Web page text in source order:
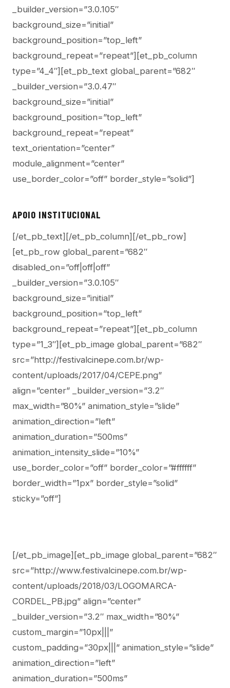
_builder_version=”3.0.105″
background_size=”initial”
background_position=”top_left”
background_repeat=”repeat”][et_pb_column
type=”4_4″][et_pb_text global_parent=”682″
_builder_version=”3.0.47″
background_size=”initial”
background_position=”top_left”
background_repeat=”repeat”
text_orientation=”center”
module_alignment=”center”
use_border_color=”off” border_style=”solid”]
APOIO INSTITUCIONAL
[/et_pb_text][/et_pb_column][/et_pb_row]
[et_pb_row global_parent=”682″
disabled_on=”off|off|off”
_builder_version=”3.0.105″
background_size=”initial”
background_position=”top_left”
background_repeat=”repeat”][et_pb_column
type=”1_3″][et_pb_image global_parent=”682″
src=”http://festivalcinepe.com.br/wp-
content/uploads/2017/04/CEPE.png”
align=”center” _builder_version=”3.2″
max_width=”80%” animation_style=”slide”
animation_direction=”left”
animation_duration=”500ms”
animation_intensity_slide=”10%”
use_border_color=”off” border_color=”#ffffff”
border_width=”1px” border_style=”solid”
sticky=”off”]
[/et_pb_image][et_pb_image global_parent=”682″
src=”http://www.festivalcinepe.com.br/wp-
content/uploads/2018/03/LOGOMARCA-
CORDEL_PB.jpg” align=”center”
_builder_version=”3.2″ max_width=”80%”
custom_margin=”10px|||”
custom_padding=”30px|||” animation_style=”slide”
animation_direction=”left”
animation_duration=”500ms”